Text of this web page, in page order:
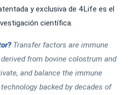
y exclusiva de 4Life es el
científica.
Transfer factors are immune
from bovine colostrum and
and balance the immune
backed by decades of